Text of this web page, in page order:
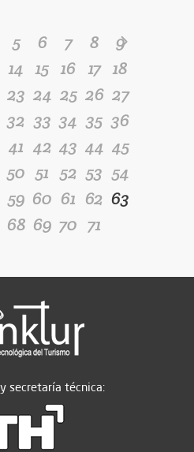
5 6 7 8
9
14 15 16 17 18
23 24 25 26 27
32 33 34 35 36
41 42 43 44 45
50 51 52 53 54
59 60 61 62 63
68 69 70 71
secretaría técnica: